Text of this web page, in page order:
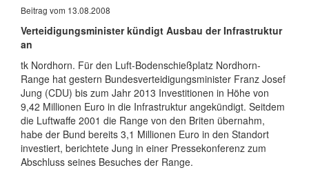
Beitrag vom 13.08.2008
Verteidigungsminister kündigt Ausbau der Infrastruktur
an
tk Nordhorn. Für den Luft-Bodenschießplatz Nordhorn-
Range hat gestern Bundesverteidigungsminister Franz Josef
Jung (CDU) bis zum Jahr 2013 Investitionen in Höhe von
9,42 Millionen Euro in die Infrastruktur angekündigt. Seitdem
die Luftwaffe 2001 die Range von den Briten übernahm,
habe der Bund bereits 3,1 Millionen Euro in den Standort
investiert, berichtete Jung in einer Pressekonferenz zum
Abschluss seines Besuches der Range.